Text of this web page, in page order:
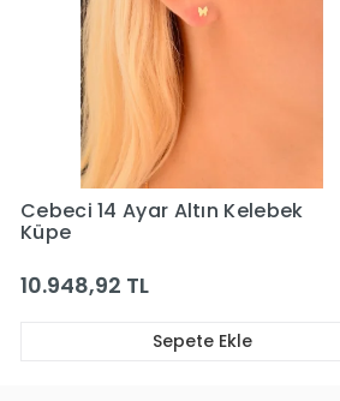
Cebeci 14 Ayar Taşlı Beyaz Altın
Küpe
59.522,32 TL
Sepete Ekle